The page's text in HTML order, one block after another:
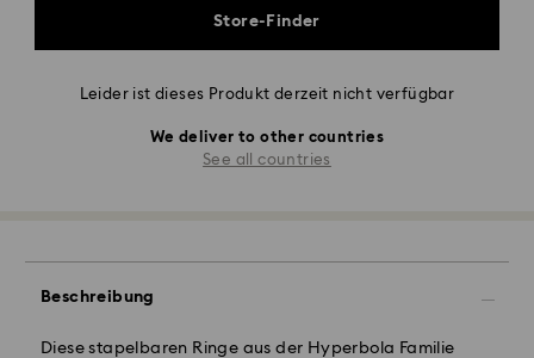
Store-Finder
Leider ist dieses Produkt derzeit nicht verfügbar
We deliver to other countries
See all countries
Beschreibung
Diese stapelbaren Ringe aus der Hyperbola Familie